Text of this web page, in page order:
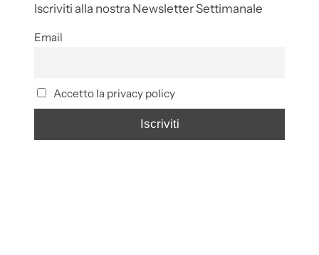
Iscriviti alla nostra Newsletter Settimanale
Email
Accetto la privacy policy